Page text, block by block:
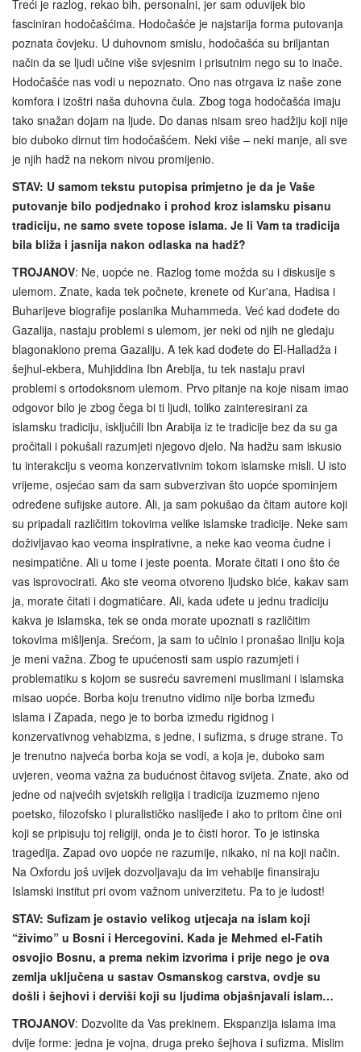
Treći je razlog, rekao bih, personalni, jer sam oduvijek bio
fasciniran hodočašćima. Hodočašće je najstarija forma putovanja
poznata čovjeku. U duhovnom smislu, hodočašća su briljantan
način da se ljudi učine više svjesnim i prisutnim nego su to inače.
Hodočašće nas vodi u nepoznato. Ono nas otrgava iz naše zone
komfora i izoštri naša duhovna čula. Zbog toga hodočašća imaju
tako snažan dojam na ljude. Do danas nisam sreo hadžiju koji nije
bio duboko dirnut tim hodočašćem. Neki više – neki manje, ali sve
je njih hadž na nekom nivou promijenio.
STAV: U samom tekstu putopisa primjetno je da je Vaše
putovanje bilo podjednako i prohod kroz islamsku pisanu
tradiciju, ne samo svete topose islama. Je li Vam ta tradicija
bila bliža i jasnija nakon odlaska na hadž?
TROJANOV: Ne, uopće ne. Razlog tome možda su i diskusije s
ulemom. Znate, kada tek počnete, krenete od Kur'ana, Hadisa i
Buharijeve biografije poslanika Muhammeda. Već kad dođete do
Gazalija, nastaju problemi s ulemom, jer neki od njih ne gledaju
blagonaklono prema Gazaliju. A tek kad dođete do El-Halladža i
šejhul-ekbera, Muhjiddina Ibn Arebija, tu tek nastaju pravi
problemi s ortodoksnom ulemom. Prvo pitanje na koje nisam imao
odgovor bilo je zbog čega bi ti ljudi, toliko zainteresirani za
islamsku tradiciju, isključili Ibn Arabija iz te tradicije bez da su ga
pročitali i pokušali razumjeti njegovo djelo. Na hadžu sam iskusio
tu interakciju s veoma konzervativnim tokom islamske misli. U isto
vrijeme, osjećao sam da sam subverzivan što uopće spominjem
određene sufijske autore. Ali, ja sam pokušao da čitam autore koji
su pripadali različitim tokovima velike islamske tradicije. Neke sam
doživljavao kao veoma inspirativne, a neke kao veoma čudne i
nesimpatične. Ali u tome i jeste poenta. Morate čitati i ono što će
vas isprovocirati. Ako ste veoma otvoreno ljudsko biće, kakav sam
ja, morate čitati i dogmatičare. Ali, kada uđete u jednu tradiciju
kakva je islamska, tek se onda morate upoznati s različitim
tokovima mišljenja. Srećom, ja sam to učinio i pronašao liniju koja
je meni važna. Zbog te upućenosti sam uspio razumjeti i
problematiku s kojom se susreću savremeni muslimani i islamska
misao uopće. Borba koju trenutno vidimo nije borba između
islama i Zapada, nego je to borba između rigidnog i
konzervativnog vehabizma, s jedne, i sufizma, s druge strane. To
je trenutno najveća borba koja se vodi, a koja je, duboko sam
uvjeren, veoma važna za budućnost čitavog svijeta. Znate, ako od
jedne od najvećih svjetskih religija i tradicija izuzmemo njeno
poetsko, filozofsko i pluralističko naslijeđe i ako to pritom čine oni
koji se pripisuju toj religiji, onda je to čisti horor. To je istinska
tragedija. Zapad ovo uopće ne razumije, nikako, ni na koji način.
Na Oxfordu još uvijek dozvoljavaju da im vehabije finansiraju
Islamski institut pri ovom važnom univerzitetu. Pa to je ludost!
STAV: Sufizam je ostavio velikog utjecaja na islam koji
“živimo” u Bosni i Hercegovini. Kada je Mehmed el-Fatih
osvojio Bosnu, a prema nekim izvorima i prije nego je ova
zemlja uključena u sastav Osmanskog carstva, ovdje su
došli i šejhovi i derviši koji su ljudima objašnjavali islam…
TROJANOV: Dozvolite da Vas prekinem. Ekspanzija islama ima
dvije forme: jedna je vojna, druga preko šejhova i sufizma. Mislim